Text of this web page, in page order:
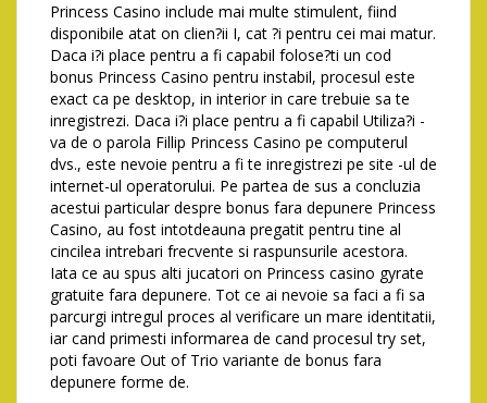
Princess Casino include mai multe stimulent, fiind
disponibile atat on clien?ii I, cat ?i pentru cei mai matur.
Daca i?i place pentru a fi capabil folose?ti un cod
bonus Princess Casino pentru instabil, procesul este
exact ca pe desktop, in interior in care trebuie sa te
inregistrezi. Daca i?i place pentru a fi capabil Utiliza?i -
va de o parola Fillip Princess Casino pe computerul
dvs., este nevoie pentru a fi te inregistrezi pe site -ul de
internet-ul operatorului. Pe partea de sus a concluzia
acestui particular despre bonus fara depunere Princess
Casino, au fost intotdeauna pregatit pentru tine al
cincilea intrebari frecvente si raspunsurile acestora.
Iata ce au spus alti jucatori on Princess casino gyrate
gratuite fara depunere. Tot ce ai nevoie sa faci a fi sa
parcurgi intregul proces al verificare un mare identitatii,
iar cand primesti informarea de cand procesul try set,
poti favoare Out of Trio variante de bonus fara
depunere forme de.